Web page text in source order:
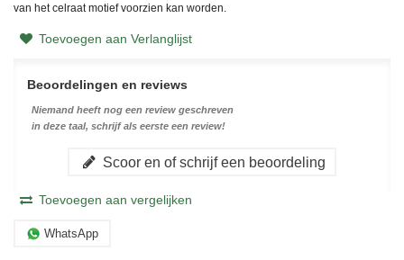
van het celraat motief voorzien kan worden.
Toevoegen aan Verlanglijst
Beoordelingen en reviews
Niemand heeft nog een review geschreven
in deze taal, schrijf als eerste een review!
Scoor en of schrijf een beoordeling
Toevoegen aan vergelijken
WhatsApp